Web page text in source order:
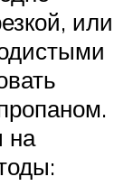
или
на